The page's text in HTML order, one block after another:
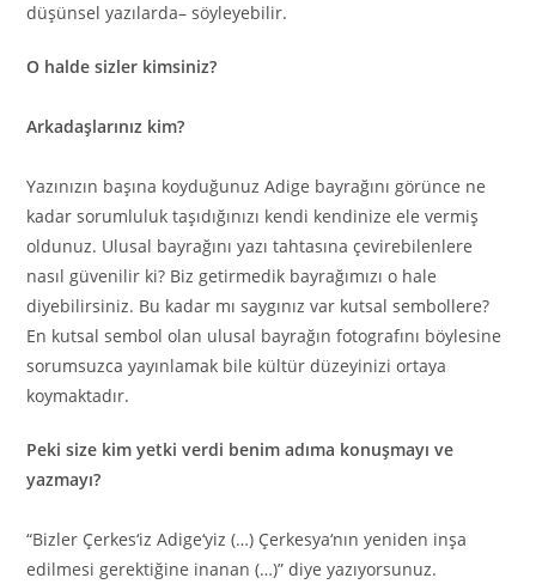
düşünsel yazılarda– söyleyebilir.
O halde sizler kimsiniz?
Arkadaşlarınız kim?
Yazınızın başına koyduğunuzAdige bayrağını görünce ne
kadar sorumluluk taşıdığınızı kendi kendinize ele vermiş
oldunuz. Ulusal bayrağını yazı tahtasına çevirebilenlere
nasıl güvenilir ki? Biz getirmedik bayrağımızı o hale
diyebilirsiniz. Bu kadar mı saygınız var kutsal sembollere?
En kutsal sembol olan ulusal bayrağın fotografını böylesine
sorumsuzca yayınlamak bile kültür düzeyinizi ortaya
koymaktadır.
Peki size kim yetki verdi benim adıma konuşmayı ve
yazmayı?
“Bizler Çerkes‘iz Adige‘yiz (…) Çerkesya‘nın yeniden inşa
edilmesi gerektiğine inanan (…)”diye yazıyorsunuz.